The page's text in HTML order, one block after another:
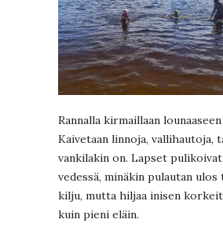
Rannalla kirmaillaan
Kaivetaan linnoja, vallihautoja,
vankilakin on. Lapset
vedessä, minäkin pulautan
kilju, mutta hiljaa inisen
kuin pieni eläin.